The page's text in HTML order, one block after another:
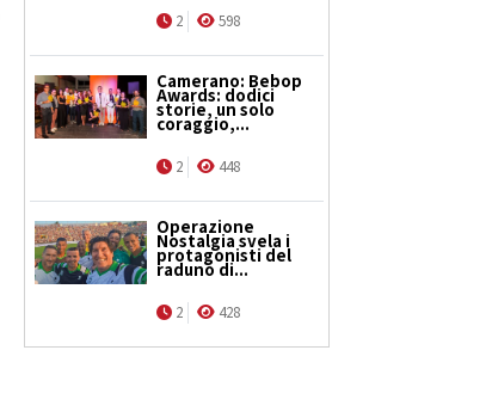
2 598
Camerano: Bebop
Awards: dodici
storie, un solo
coraggio,...
2 448
Operazione
Nostalgia svela i
protagonisti del
raduno di...
2 428